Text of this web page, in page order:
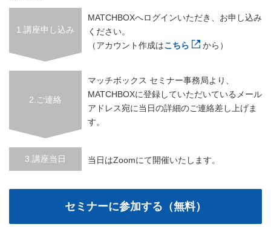
1.講座申し込み
MATCHBOXへログインいただき、お申し込み
ください。
（アカウント作成はこちら から）
2.ご連絡
マッチボックス セミナー事務局より、
MATCHBOXに登録していただいているメール
アドレス宛に当日の詳細のご連絡差し上げま
す。
3.講座当日 当日はZoomにて開催いたします。